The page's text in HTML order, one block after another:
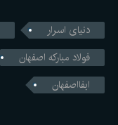
دنیای اسرار
فولاد مبارکه اصفهان
ابفااصفهان